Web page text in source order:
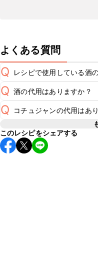
よくある質問
Q レシピで使用している酒
A
Q 酒の代用はありますか？
A
Q コチュジャンの代用はあ
A コチュジャンの代用は
このレシピをシェアする